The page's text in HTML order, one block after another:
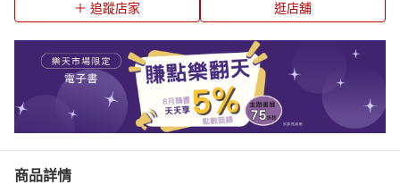
追蹤店家 逛店舖
商品詳情